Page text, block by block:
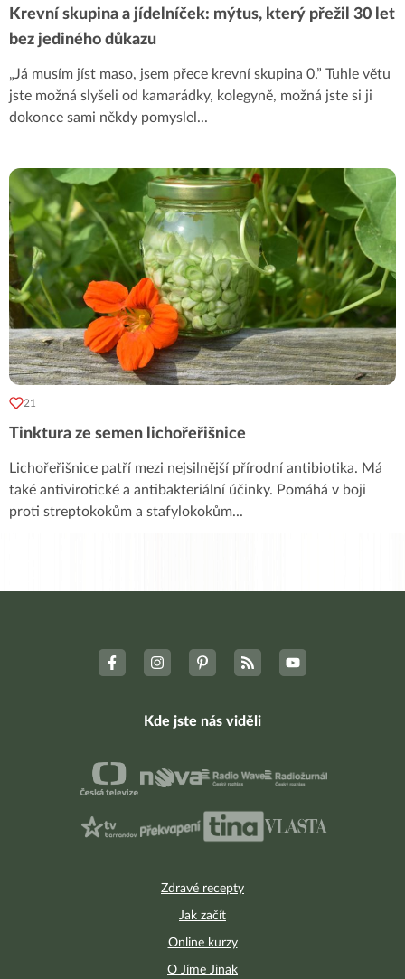
Krevní skupina a jídelníček: mýtus, který přežil 30 let
bez jediného důkazu
„Já musím jíst maso, jsem přece krevní skupina 0.” Tuhle větu
jste možná slyšeli od kamarádky, kolegyně, možná jste si ji
dokonce sami někdy pomyslel ...
21
Tinktura ze semen lichořeřišnice
Lichořeřišnice patří mezi nejsilnější přírodní antibiotika. Má
také antivirotické a antibakteriální účinky. Pomáhá v boji
proti streptokokům a stafylokokům...
Zdravé recepty
Jak začít
Online kurzy
O Jíme Jinak
Kde jste nás viděli